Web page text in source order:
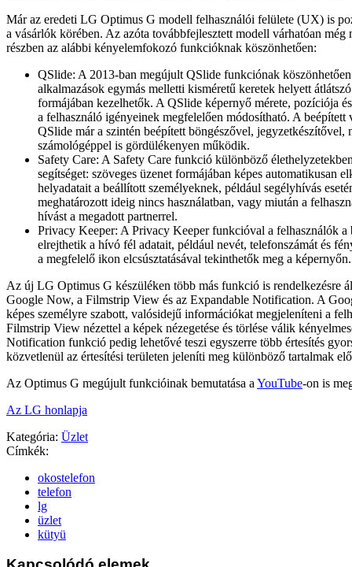
Már az eredeti LG Optimus G modell felhasználói felülete (UX) is
a vásárlók körében. Az azóta továbbfejlesztett modell várhatóan még
részben az alábbi kényelemfokozó funkcióknak köszönhetően:
QSlide: A 2013-ban megújult QSlide funkciónak
alkalmazások egymás melletti kisméretű keretek helyett
formájában kezelhetők. A QSlide képernyő mérete, pozíciója
a felhasználó igényeinek megfelelően módosítható. A beépített
QSlide már a szintén beépített böngészővel, jegyzetkészítővel,
számológéppel is gördülékenyen működik.
Safety Care: A Safety Care funkció különböző
segítséget: szöveges üzenet formájában képes automatikusan
helyadatait a beállított személyeknek, például segélyhívás
meghatározott ideig nincs használatban, vagy miután a
hívást a megadott partnerrel.
Privacy Keeper: A Privacy Keeper funkcióval a felhasználók a
elrejthetik a hívó fél adatait, például nevét, telefonszámát és
a megfelelő ikon elcsúsztatásával tekinthetők meg a képernyőn.
Az új LG Optimus G készüléken több más funkció is rendelkezésre
Google Now, a Filmstrip View és az Expandable Notification. A
képes személyre szabott, valósidejű információkat megjeleníteni a
Filmstrip View nézettel a képek nézegetése és törlése válik
Notification funkció pedig lehetővé teszi egyszerre több értesítés
közvetlenül az értesítési területen jeleníti meg különböző tartalmak
Az Optimus G megújult funkcióinak bemutatása a YouTube-on is
Az LG honlapja
Kategória: Üzlet
Címkék:
okostelefon
telefon
lg
üzlet
kütyü